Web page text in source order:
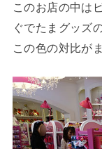
このお店の中は
ぐでたまグッズ
この色の対比が